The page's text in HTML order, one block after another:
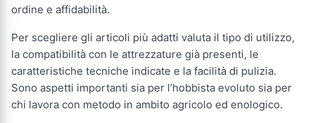
ordine e affidabilità.
Per scegliere gli articoli più adatti valuta il tipo di utilizzo,
la compatibilità con le attrezzature già presenti, le
caratteristiche tecniche indicate e la facilità di pulizia.
Sono aspetti importanti sia per l’hobbista evoluto sia per
chi lavora con metodo in ambito agricolo ed enologico.